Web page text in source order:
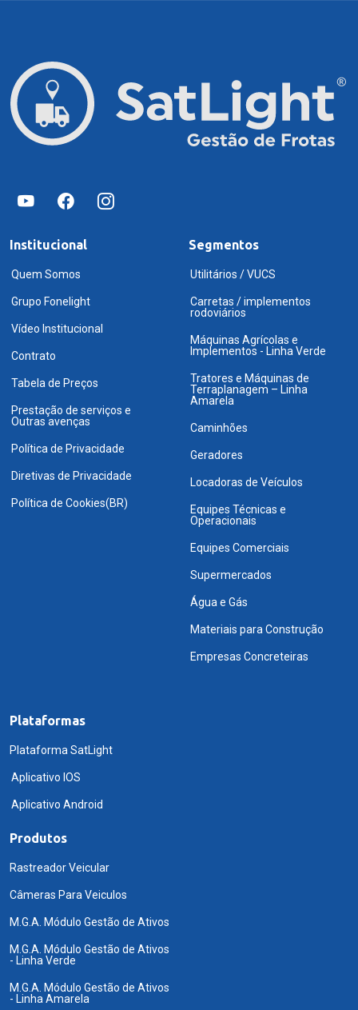
Institucional
Quem Somos
Grupo Fonelight
Vídeo Institucional
Contrato
Tabela de Preços
Prestação de serviços e
Outras avenças
Política de Privacidade
Diretivas de Privacidade
Política de Cookies(BR)
Segmentos
Utilitários / VUCS
Carretas / implementos
rodoviários
Máquinas Agrícolas e
Implementos - Linha Verde
Tratores e Máquinas de
Terraplanagem – Linha
Amarela
Caminhões
Geradores
Locadoras de Veículos
Equipes Técnicas e
Operacionais
Equipes Comerciais
Supermercados
Água e Gás
Materiais para Construção
Empresas Concreteiras
Plataformas
Plataforma SatLight
Aplicativo IOS
Aplicativo Android
Produtos
Rastreador Veicular
Câmeras Para Veiculos
M.G.A. Módulo Gestão de Ativos
M.G.A. Módulo Gestão de Ativos
- Linha Verde
M.G.A. Módulo Gestão de Ativos
- Linha Amarela